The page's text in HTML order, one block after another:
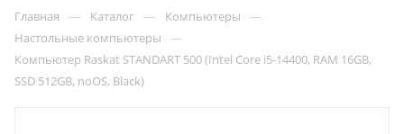
Главная — Каталог — Компьютеры —
Настольные компьютеры —
Компьютер Raskat STANDART 500 (Intel Core i5-14400, RAM 16GB,
SSD 512GB, noOS, Black)